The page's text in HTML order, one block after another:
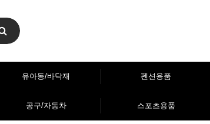
유아동/바닥재 펜션용품
공구/자동차 스포츠용품